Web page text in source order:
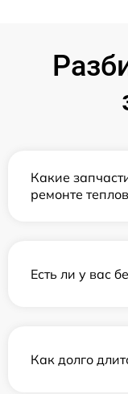
Какие
ремонте
Есть ли у вас
Как долго